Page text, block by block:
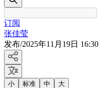
订阅
张佳莹
发布/2025年11月19日 16:30
小 标准 中 大